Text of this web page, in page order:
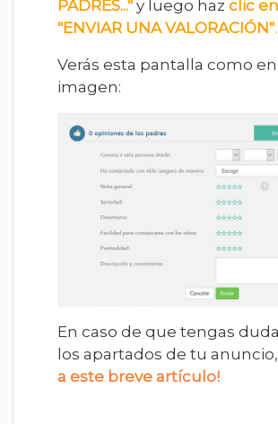
PADRES..." y luego haz clic en
"ENVIAR UNA VALORACIÓN".
Verás esta pantalla como en
imagen:
En caso de que tengas
los apartados de tu anuncio,
a este breve artículo!